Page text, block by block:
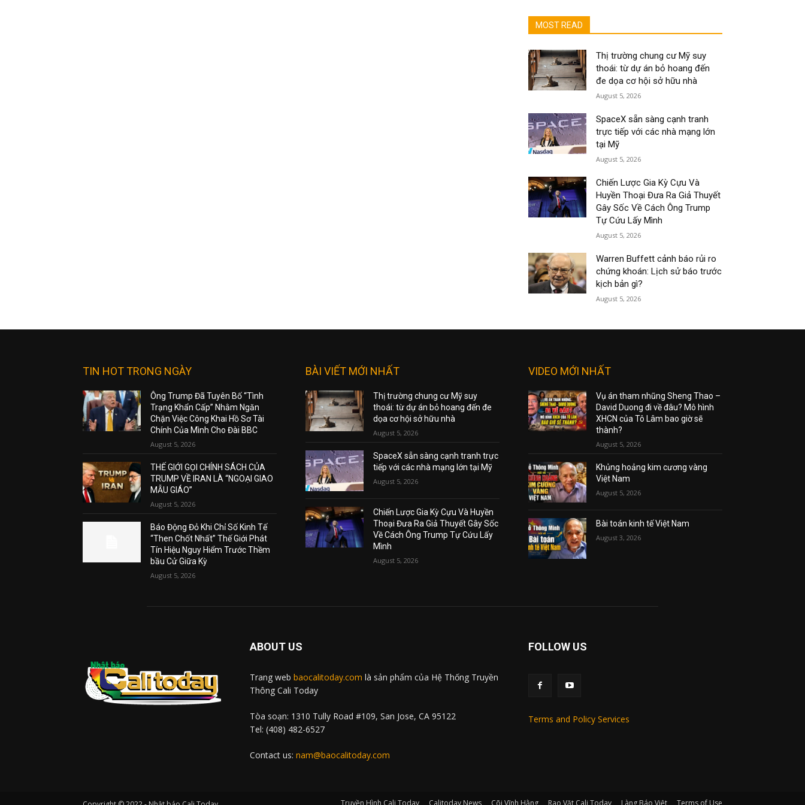
MOST READ
Thị trường chung cư Mỹ suy
thoái: từ dự án bỏ hoang đến
đe dọa cơ hội sở hữu nhà
August 5, 2026
SpaceX sẵn sàng cạnh tranh
trực tiếp với các nhà mạng lớn
tại Mỹ
August 5, 2026
Chiến Lược Gia Kỳ Cựu Và
Huyền Thoại Đưa Ra Giả Thuyết
Gây Sốc Về Cách Ông Trump
Tự Cứu Lấy Mình
August 5, 2026
Warren Buffett cảnh báo rủi ro
chứng khoán: Lịch sử báo trước
kịch bản gì?
August 5, 2026
TIN HOT TRONG NGÀY
Ông Trump Đã Tuyên Bố “Tình
Trạng Khẩn Cấp” Nhằm Ngăn
Chặn Việc Công Khai Hồ Sơ Tài
Chính Của Mình Cho Đài BBC
August 5, 2026
THẾ GIỚI GỌI CHÍNH SÁCH CỦA
TRUMP VỀ IRAN LÀ “NGOẠI GIAO
MẪU GIÁO”
August 5, 2026
Báo Động Đỏ Khi Chỉ Số Kinh Tế
“Then Chốt Nhất” Thế Giới Phát
Tín Hiệu Nguy Hiểm Trước Thềm
bầu Cử Giữa Kỳ
August 5, 2026
BÀI VIẾT MỚI NHẤT
Thị trường chung cư Mỹ suy
thoái: từ dự án bỏ hoang đến đe
dọa cơ hội sở hữu nhà
August 5, 2026
SpaceX sẵn sàng cạnh tranh trực
tiếp với các nhà mạng lớn tại Mỹ
August 5, 2026
Chiến Lược Gia Kỳ Cựu Và Huyền
Thoại Đưa Ra Giả Thuyết Gây Sốc
Về Cách Ông Trump Tự Cứu Lấy
Mình
August 5, 2026
VIDEO MỚI NHẤT
Vụ án tham nhũng Sheng Thao –
David Duong đi về đâu? Mô hình
XHCN của Tô Lâm bao giờ sẽ
thành?
August 5, 2026
Khủng hoảng kim cương vàng
Việt Nam
August 5, 2026
Bài toán kinh tế Việt Nam
August 3, 2026
ABOUT US
Trang web baocalitoday.com là sản phẩm của Hệ Thống Truyền
Thông Cali Today
Tòa soạn: 1310 Tully Road #109, San Jose, CA 95122
Tel: (408) 482-6527
Contact us: nam@baocalitoday.com
FOLLOW US
Terms and Policy Services
Truyền Hình Cali Today Calitoday News Cõi Vĩnh Hằng Rao Vặt Cali Today Làng Báo Việt Terms of Use